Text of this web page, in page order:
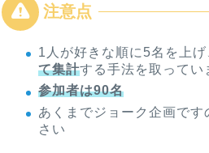
1人が好きな順に5名を上げ
て集計する手法を取ってい
参加者は90名
あくまでジョーク企画で
さい